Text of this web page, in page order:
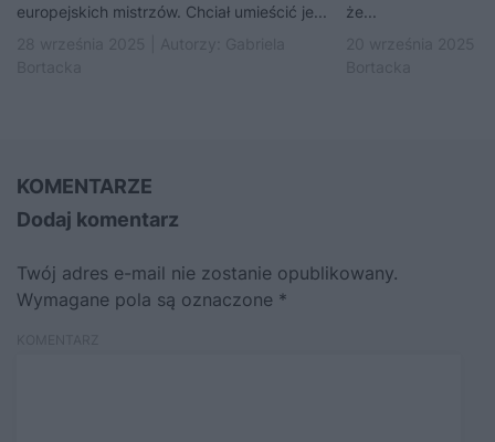
europejskich mistrzów. Chciał umieścić je...
że...
KOMENTARZE
Dodaj komentarz
Twój adres e-mail nie zostanie opublikowany.
Wymagane pola są oznaczone *